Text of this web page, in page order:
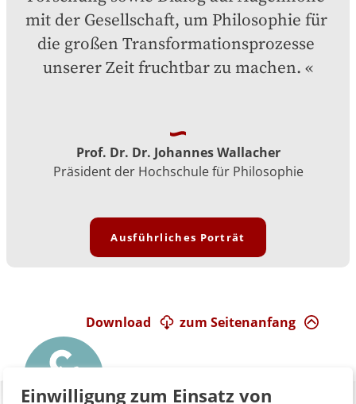
mit der Gesellschaft, um Philosophie für
die großen Transformationsprozesse
unserer Zeit fruchtbar zu machen.
Prof. Dr. Dr. Johannes Wallacher
Präsident der Hochschule für Philosophie
Ausführliches Porträt
zum Seitenanfang
Download
Einwilligung zum Einsatz von